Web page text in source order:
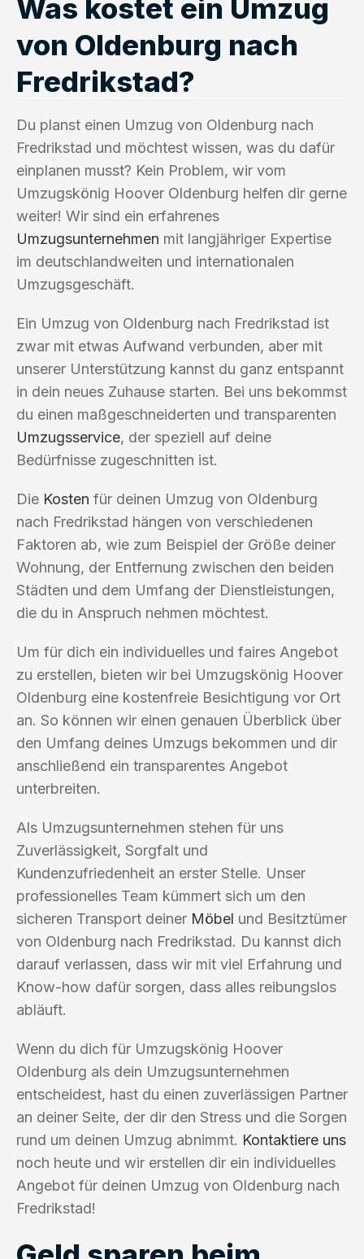
Was kostet ein Umzug
von Oldenburg nach
Fredrikstad?
Du planst einen Umzug von Oldenburg nach
Fredrikstad und möchtest wissen, was du dafür
einplanen musst? Kein Problem, wir vom
Umzugskönig Hoover Oldenburg helfen dir gerne
weiter! Wir sind ein erfahrenes
Umzugsunternehmen mit langjähriger Expertise
im deutschlandweiten und internationalen
Umzugsgeschäft.
Ein Umzug von Oldenburg nach Fredrikstad ist
zwar mit etwas Aufwand verbunden, aber mit
unserer Unterstützung kannst du ganz entspannt
in dein neues Zuhause starten. Bei uns bekommst
du einen maßgeschneiderten und transparenten
Umzugsservice, der speziell auf deine
Bedürfnisse zugeschnitten ist.
Die Kosten für deinen Umzug von Oldenburg
nach Fredrikstad hängen von verschiedenen
Faktoren ab, wie zum Beispiel der Größe deiner
Wohnung, der Entfernung zwischen den beiden
Städten und dem Umfang der Dienstleistungen,
die du in Anspruch nehmen möchtest.
Um für dich ein individuelles und faires Angebot
zu erstellen, bieten wir bei Umzugskönig Hoover
Oldenburg eine kostenfreie Besichtigung vor Ort
an. So können wir einen genauen Überblick über
den Umfang deines Umzugs bekommen und dir
anschließend ein transparentes Angebot
unterbreiten.
Als Umzugsunternehmen stehen für uns
Zuverlässigkeit, Sorgfalt und
Kundenzufriedenheit an erster Stelle. Unser
professionelles Team kümmert sich um den
sicheren Transport deiner Möbel und Besitztümer
von Oldenburg nach Fredrikstad. Du kannst dich
darauf verlassen, dass wir mit viel Erfahrung und
Know-how dafür sorgen, dass alles reibungslos
abläuft.
Wenn du dich für Umzugskönig Hoover
Oldenburg als dein Umzugsunternehmen
entscheidest, hast du einen zuverlässigen Partner
an deiner Seite, der dir den Stress und die Sorgen
rund um deinen Umzug abnimmt. Kontaktiere uns
noch heute und wir erstellen dir ein individuelles
Angebot für deinen Umzug von Oldenburg nach
Fredrikstad!